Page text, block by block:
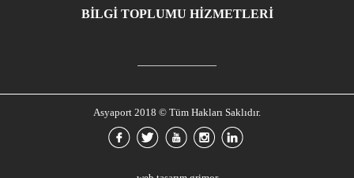
BİLGİ TOPLUMU HİZMETLERİ
Asyaport 2018 © Tüm Hakları Saklıdır.